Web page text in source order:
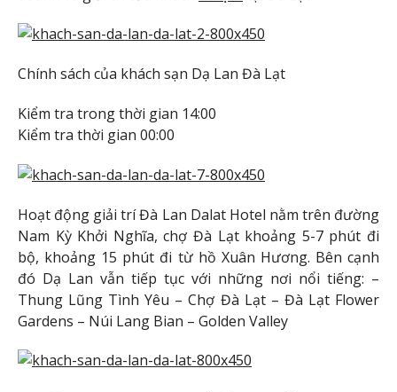
Chính sách của khách sạn Dạ Lan Đà Lạt
Kiểm tra trong thời gian 14:00
Kiểm tra thời gian 00:00
Hoạt động giải trí Đà Lan Dalat Hotel nằm trên đường
Nam Kỳ Khởi Nghĩa, chợ Đà Lạt khoảng 5-7 phút đi
bộ, khoảng 15 phút đi từ hồ Xuân Hương. Bên cạnh
đó Dạ Lan vẫn tiếp tục với những nơi nổi tiếng: –
Thung Lũng Tình Yêu – Chợ Đà Lạt – Đà Lạt Flower
Gardens – Núi Lang Bian – Golden Valley